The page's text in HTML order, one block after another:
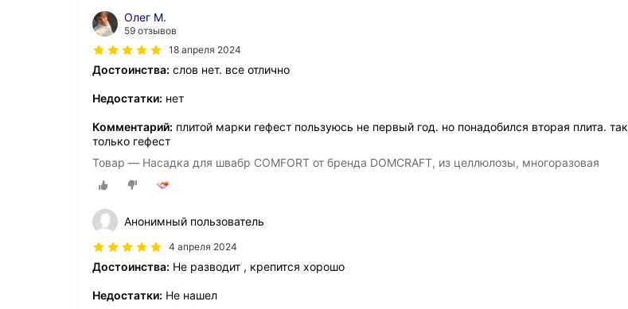
Олег М.
59 отзывов
18 апреля 2024
Достоинства: слов нет. все отлично
Недостатки: нет
Комментарий: плитой марки гефест пользуюсь не первый год. но понадобился вторая плита. так
только гефест
Товар — Насадка для швабр COMFORT от бренда DOMCRAFT, из целлюлозы, многоразовая
Анонимный пользователь
4 апреля 2024
Достоинства: Не разводит , крепится хорошо
Недостатки: Не нашел